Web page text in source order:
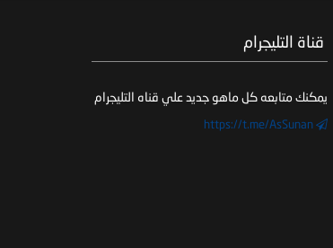
‏ قناة التليجرام
يمكنك متابعه كل ماهو جديد علي قناه التليجرام
https://t.me/AsSunan